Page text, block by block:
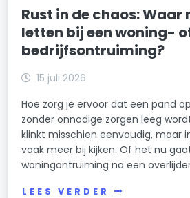
Rust in de chaos: Waar
letten bij een woning-
bedrijfsontruiming?
15 juli 2026
Hoe zorg je ervoor dat een pand
zonder onnodige zorgen leeg
klinkt misschien eenvoudig, maar
vaak meer bij kijken. Of het nu
woningontruiming na een
LEES VERDER